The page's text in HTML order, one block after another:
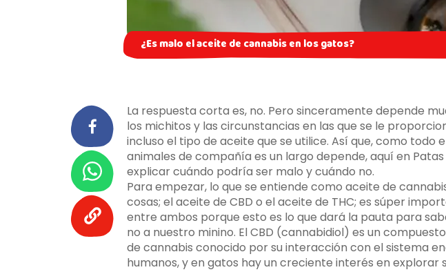
¿Es malo el aceite de cannabis en los gatos?
La respuesta corta es, no. Pero sinceramente depende
los michitos y las circunstancias en las que se le
incluso el tipo de aceite que se utilice. Así que, como todo
animales de compañía es un largo depende, aquí en
explicar cuándo podría ser malo y cuándo no.
Para empezar, lo que se entiende como aceite de
cosas; el aceite de CBD o el aceite de THC; es súper
entre ambos porque esto es lo que dará la pauta para
no a nuestro minino. El CBD (cannabidiol) es un
de cannabis conocido por su interacción con el sistema
humanos, y en gatos hay un creciente interés en explorar